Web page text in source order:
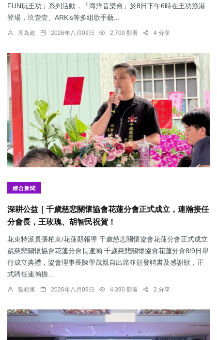
FUN玩王功」系列活動，「海洋音樂會」於8日下午6時在王功漁港
登場，玖壹壹、ARKis等多組歌手藝...
周為政 2026年八月09日 2,700 觀看 4 分享
綜合新聞
深耕公益｜千歲慈悲關懷協會花蓮分會正式成立，連瀚接任
分會長，王玫瑰、胡智民祝賀！
花東特派員張柏東/花蓮縣報導 千歲慈悲關懷協會花蓮分會正式成立
歲慈悲關懷協會花蓮分會長連瀚 千歲慈悲關懷協會花蓮分會8/9日舉
行成立典禮，協會理事長陳學茂親自出席並頒發聘書及感謝狀，正
式聘任連瀚擔...
張柏東 2026年八月09日 4,390 觀看 2 分享